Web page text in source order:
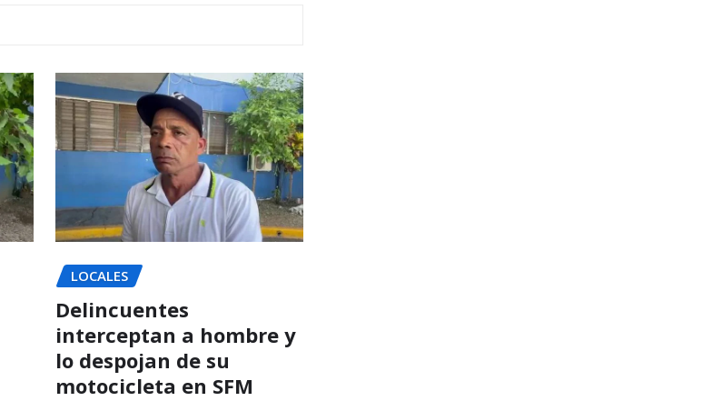
LOCALES
Delincuentes
interceptan a hombre y
lo despojan de su
motocicleta en SFM